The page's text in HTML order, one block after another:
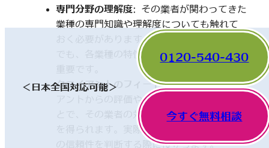
専門分野の理解度: その業者が関わってきた
業種の専門知識や理解度についても触れて
おく必要があります。一見、異なった分野
でも、各業種の特性を理解していることが
クライアントのフィードバック: 他のクライ
アントからの評価やレビューを確認するこ
とで、その業者の対応や成果に関する情報
を得られます。実際の利用者の声は、業者
の信頼性を判断する際に役立ちます。
＜日本全国対応可能＞
0120-540-430
今すぐ無料相談